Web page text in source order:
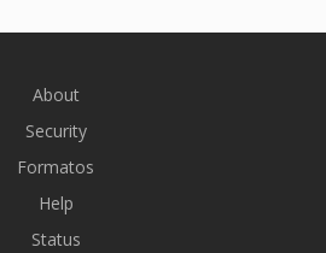
About
Security
Formatos
Help
Status